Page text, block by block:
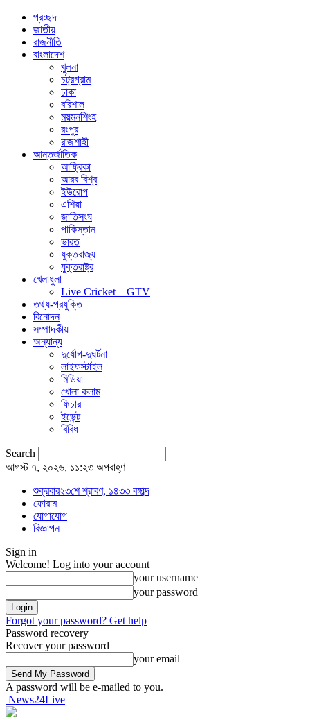
প্রচ্ছদ
জাতীয়
রাজনীতি
বাংলাদেশ
খুলনা
চট্রগ্রাম
ঢাকা
বরিশাল
ময়মনশিংহ
রংপুর
রাজশাহী
আন্তর্জাতিক
আফ্রিকা
আরব বিশ্ব
ইউরোপ
এশিয়া
জাতিসংঘ
পাকিস্তান
ভারত
যুক্তরাজ্য
যুক্তরাষ্ট্র
খেলাধুলা
Live Cricket – GTV
তথ্য-প্রযুক্তি
বিনোদন
সম্পাদকীয়
অন্যান্য
দুর্যোগ-দুঘর্টনা
লাইফস্টাইল
মিডিয়া
খোলা কলাম
ফিচার
ইভেন্ট
বিবিধ
Search
আগস্ট ৭, ২০২৬, ১১:২৩ অপরাহ্ণ
শুক্রবার২৩শে শ্রাবণ, ১৪৩৩ বঙ্গাব্দ
ফোরাম
যোগাযোগ
বিজ্ঞাপন
Sign in
Welcome! Log into your account
your username
your password
Forgot your password? Get help
Password recovery
Recover your password
your email
A password will be e-mailed to you.
News24Live